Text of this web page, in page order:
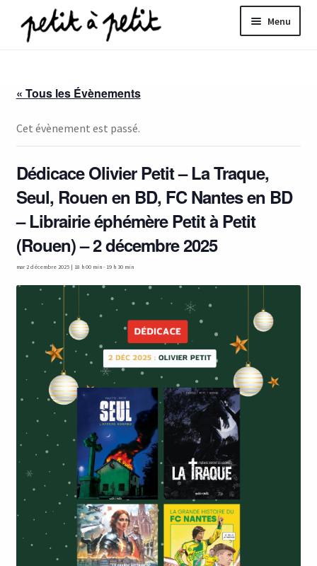
Aller
à
Aller
au
Menu
« Tous les Évènements
Cet évènement est passé.
Dédicace Olivier Petit – La Traque,
Seul, Rouen en BD, FC Nantes en BD
– Librairie éphémère Petit à Petit
(Rouen) – 2 décembre 2025
mar 2 décembre 2025 | 18 h 00 min- 19 h 30 min